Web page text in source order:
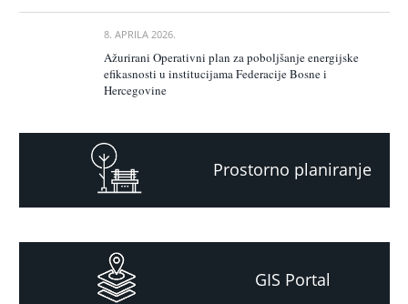
8. APRILA 2026.
Ažurirani Operativni plan za poboljšanje energijske
efikasnosti u institucijama Federacije Bosne i
Hercegovine
Prostorno planiranje
GIS Portal